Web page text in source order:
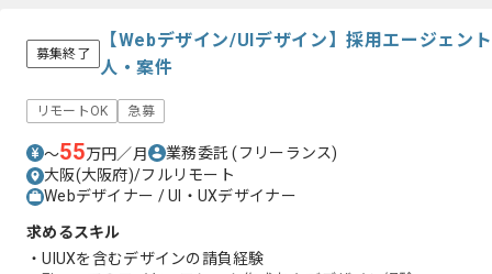
募集終了
【Webデザイン/UIデザイン】採用エージェン
人・案件
リモートOK 急募
〜55万円／月 業務委託(フリーランス)
大阪(大阪府)/フルリモート
Webデザイナー / UI・UXデザイナー
求めるスキル
・UIUXを含むデザインの請負経験